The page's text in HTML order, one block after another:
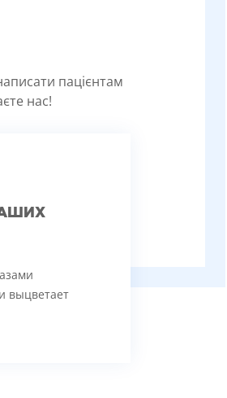
пацієнтам
нас!
выцветает